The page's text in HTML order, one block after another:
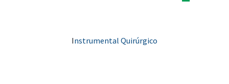
Instrumental Quirúrgico